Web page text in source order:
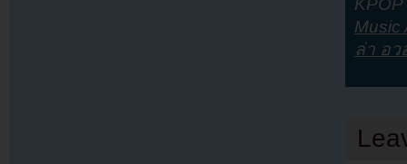
Music
ล่า อว